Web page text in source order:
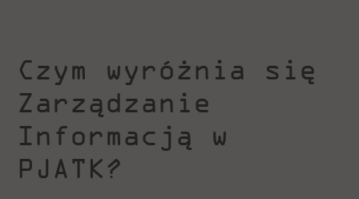
Czym wyróżnia się
Zarządzanie
Informacją w
PJATK?